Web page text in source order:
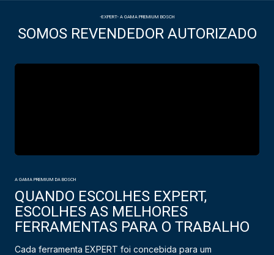
-EXPERT- A GAMA PREMIUM BOSCH
SOMOS REVENDEDOR AUTORIZADO
A GAMA PREMIUM DA BOSCH
QUANDO ESCOLHES EXPERT,
ESCOLHES AS MELHORES
FERRAMENTAS PARA O TRABALHO
Cada ferramenta EXPERT foi concebida para um